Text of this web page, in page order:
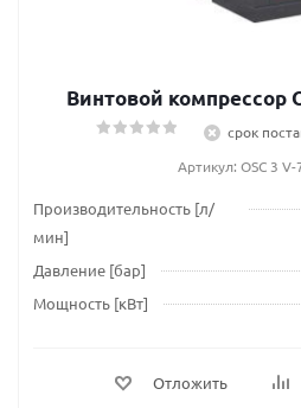
Винтовой компрессор
срок
Артикул: OSC 3 V-
Производительность [л/
мин]
Давление [бар]
Мощность [кВт]
Отложить